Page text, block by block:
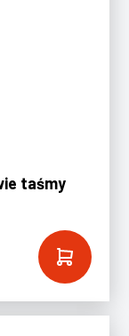
taśmy